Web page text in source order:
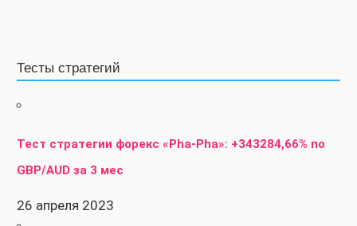
Тесты стратегий
Тест стратегии форекс «Pha-Pha»: +343284,66% по
GBP/AUD за 3 мес
26 апреля 2023